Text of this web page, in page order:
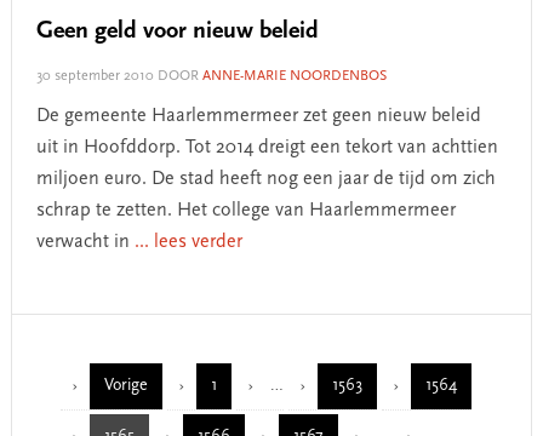
Geen geld voor nieuw beleid
30 september 2010 DOOR ANNE-MARIE NOORDENBOS
De gemeente Haarlemmermeer zet geen nieuw beleid
uit in Hoofddorp. Tot 2014 dreigt een tekort van achttien
miljoen euro. De stad heeft nog een jaar de tijd om zich
schrap te zetten. Het college van Haarlemmermeer
verwacht in ... lees verder
Vorige Page
1
Interim
pages
… Page
1563 Page
1564